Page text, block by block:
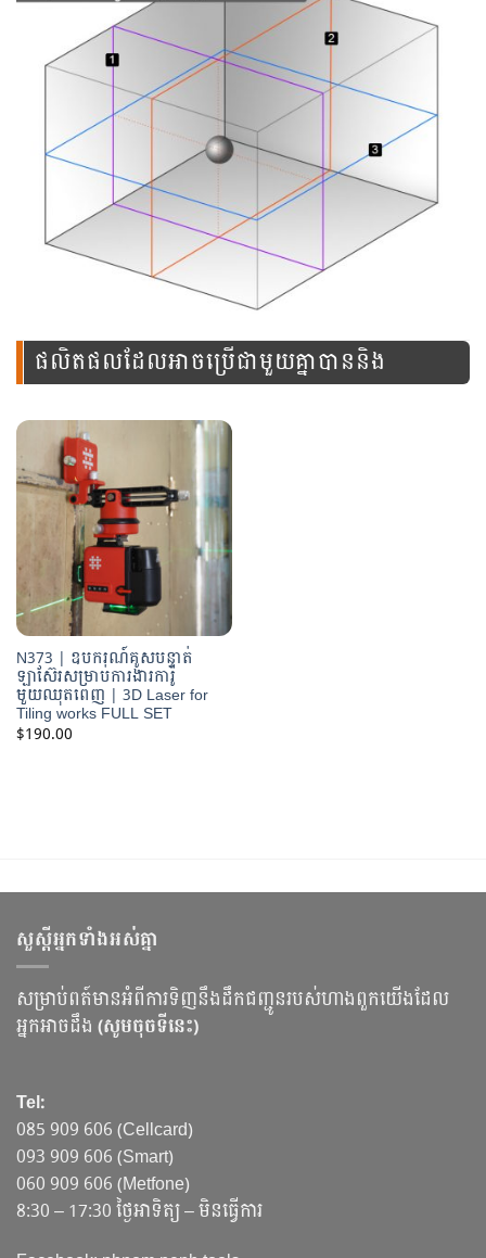
ផលិតផលដែលអាចប្រើជាមួយគ្នាបាននិង
N373 | ឧបករណ៍គូសបន្ទាត់
ឡាស៊ែរសម្រាប់ការងារការ៉ូ
មួយឈុតពេញ | 3D Laser for
Tiling works FULL SET
$190.00
សួស្ដីអ្នកទាំងអស់គ្នា
សម្រាប់ពត៍មានអំពីការទិញនឹងដឹកជញ្ជូនរបស់ហាងពួកយើងដែល
អ្នកអាចដឹង (សូមចុចទីនេះ)
Tel:
085 909 606 (Cellcard)
093 909 606 (Smart)
060 909 606 (Metfone)
8:30 – 17:30 ថ្ងៃអាទិត្យ – មិនធ្វើការ